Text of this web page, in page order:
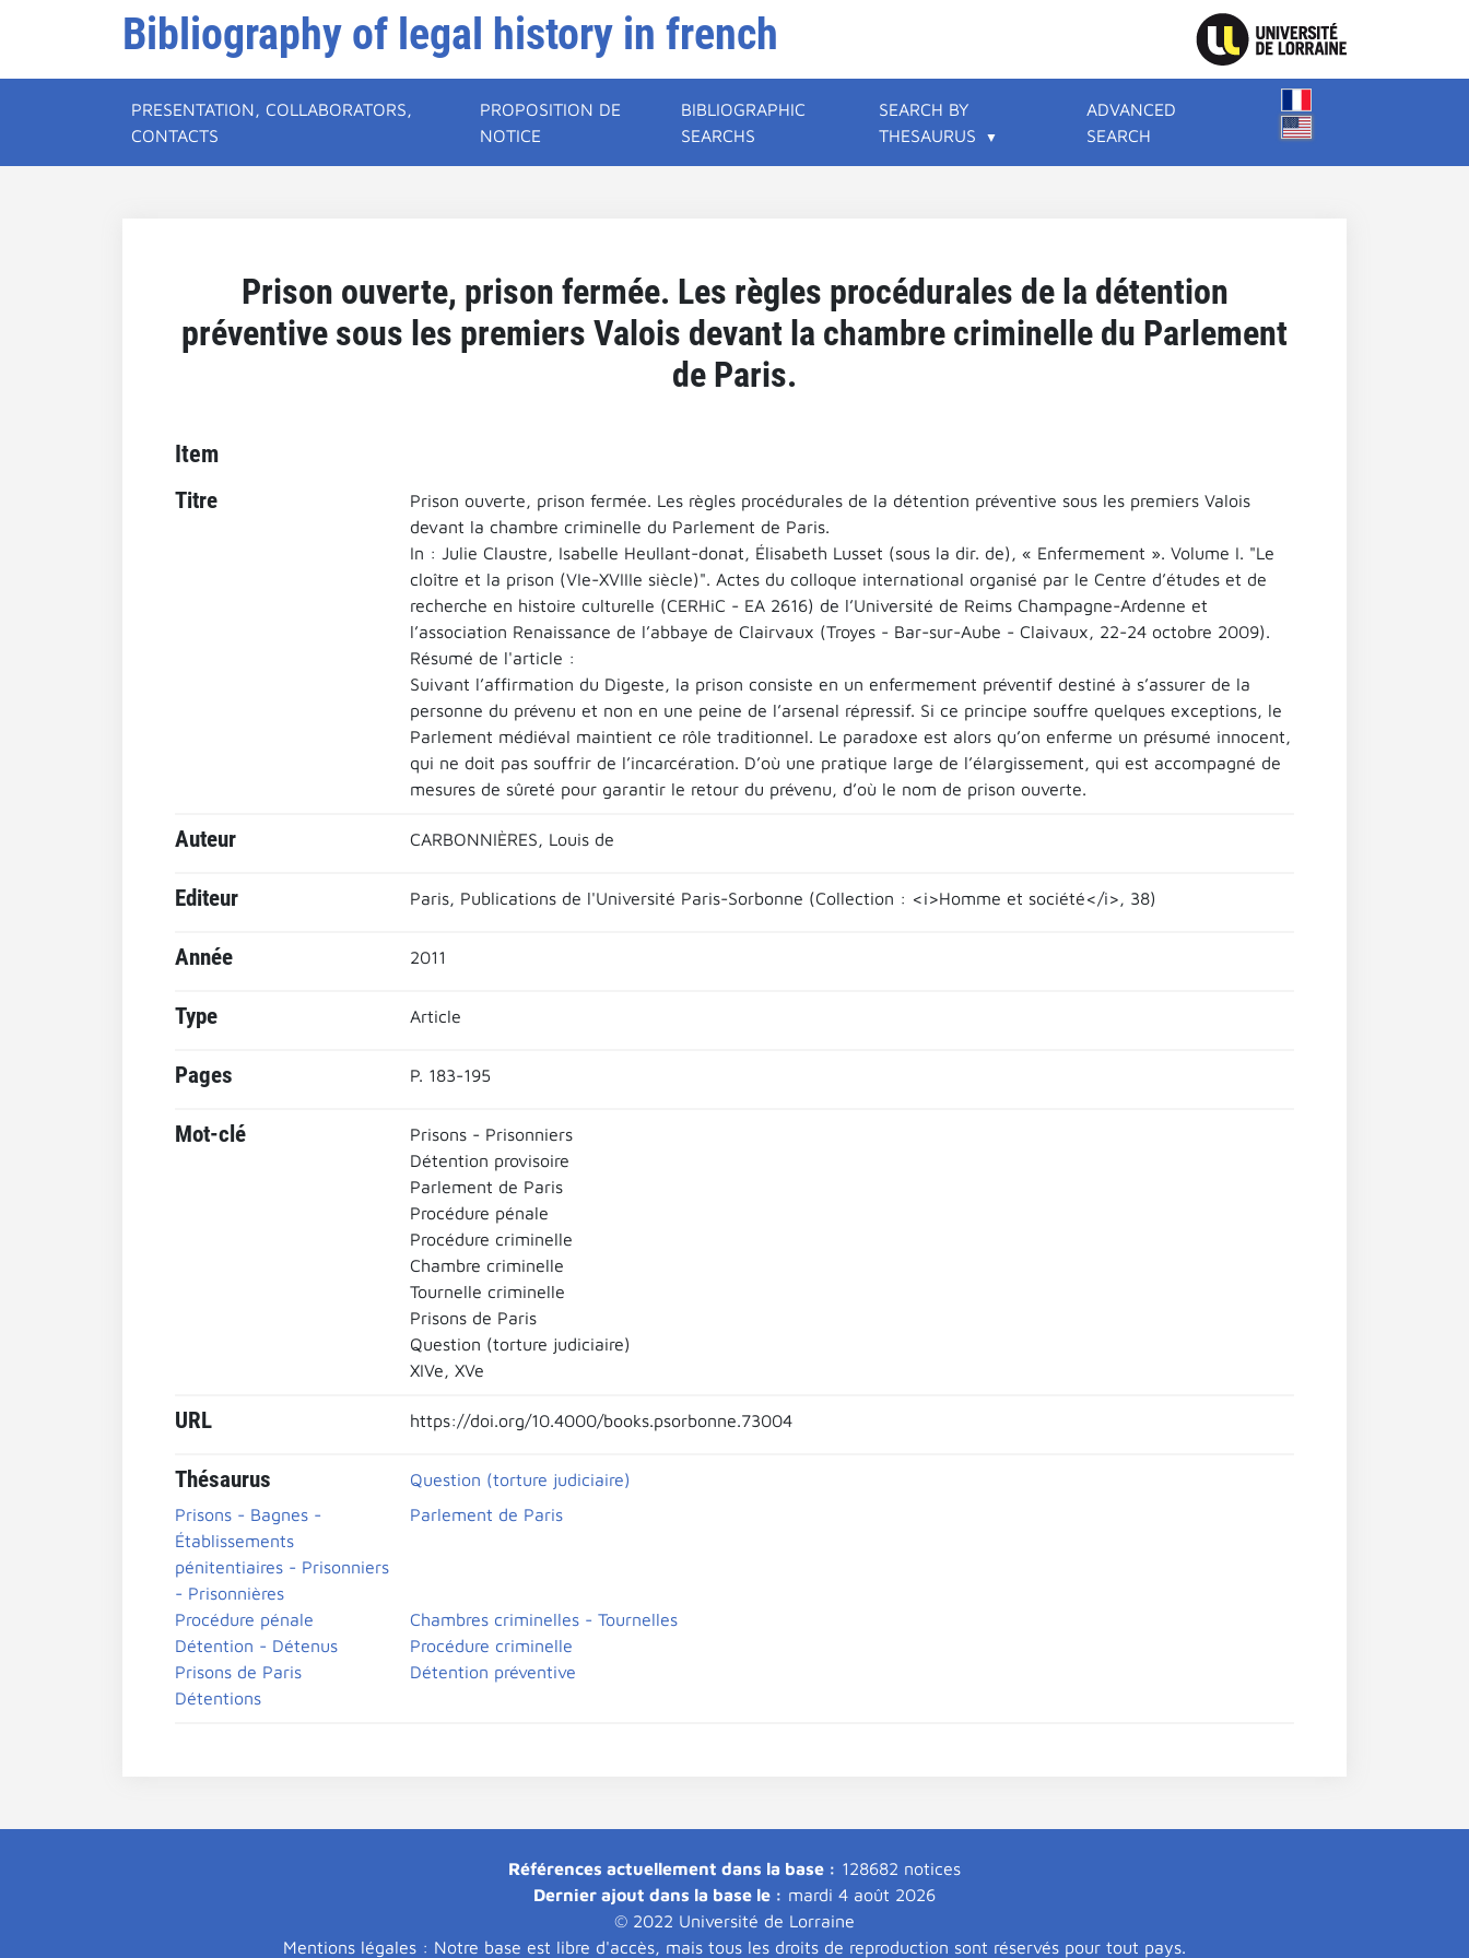
Bibliography of legal history in french
PRESENTATION, COLLABORATORS,
CONTACTS
PROPOSITION DE
NOTICE
BIBLIOGRAPHIC
SEARCHS
SEARCH BY
THESAURUS
ADVANCED
SEARCH
Prison ouverte, prison fermée. Les règles procédurales de la détention
préventive sous les premiers Valois devant la chambre criminelle du Parlement
de Paris.
Item
Titre
Prison ouverte, prison fermée. Les règles procédurales de la détention préventive sous les premiers Valois
devant la chambre criminelle du Parlement de Paris.
In : Julie Claustre, Isabelle Heullant-donat, Élisabeth Lusset (sous la dir. de), « Enfermement ». Volume I. "Le
cloître et la prison (VIe-XVIIIe siècle)". Actes du colloque international organisé par le Centre d’études et de
recherche en histoire culturelle (CERHiC - EA 2616) de l’Université de Reims Champagne-Ardenne et
l’association Renaissance de l’abbaye de Clairvaux (Troyes - Bar-sur-Aube - Claivaux, 22-24 octobre 2009).
Résumé de l'article :
Suivant l’affirmation du Digeste, la prison consiste en un enfermement préventif destiné à s’assurer de la
personne du prévenu et non en une peine de l’arsenal répressif. Si ce principe souffre quelques exceptions, le
Parlement médiéval maintient ce rôle traditionnel. Le paradoxe est alors qu’on enferme un présumé innocent,
qui ne doit pas souffrir de l’incarcération. D’où une pratique large de l’élargissement, qui est accompagné de
mesures de sûreté pour garantir le retour du prévenu, d’où le nom de prison ouverte.
Auteur CARBONNIÈRES, Louis de
Editeur Paris, Publications de l'Université Paris-Sorbonne (Collection : <i>Homme et société</i>, 38)
Année 2011
Type Article
Pages P. 183-195
Mot-clé
Prisons - Prisonniers
Détention provisoire
Parlement de Paris
Procédure pénale
Procédure criminelle
Chambre criminelle
Tournelle criminelle
Prisons de Paris
Question (torture judiciaire)
XIVe, XVe
URL https://doi.org/10.4000/books.psorbonne.73004
Thésaurus
Question (torture judiciaire)
Prisons - Bagnes -
Établissements
pénitentiaires - Prisonniers
- Prisonnières
Parlement de Paris
Procédure pénale
Chambres criminelles - Tournelles
Détention - Détenus
Procédure criminelle
Prisons de Paris
Détention préventive
Détentions
Références actuellement dans la base : 128682 notices
Dernier ajout dans la base le : mardi 4 août 2026
© 2022 Université de Lorraine
Mentions légales : Notre base est libre d'accès, mais tous les droits de reproduction sont réservés pour tout pays.